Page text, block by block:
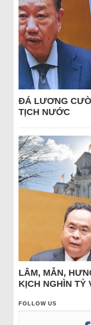
ĐÁ LƯƠNG
TỊCH NƯỚC
LÂM, MẪN,
KỊCH NGHÌN TỶ
FOLLOW US